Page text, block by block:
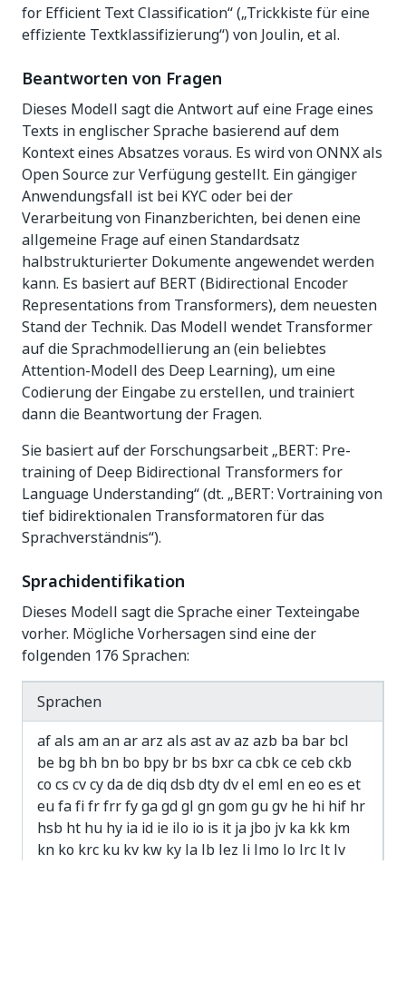
for Efficient Text Classification“ („Trickkiste für eine
effiziente Textklassifizierung“) von Joulin, et al.
Beantworten von Fragen
Dieses Modell sagt die Antwort auf eine Frage eines
Texts in englischer Sprache basierend auf dem
Kontext eines Absatzes voraus. Es wird von ONNX als
Open Source zur Verfügung gestellt. Ein gängiger
Anwendungsfall ist bei KYC oder bei der
Verarbeitung von Finanzberichten, bei denen eine
allgemeine Frage auf einen Standardsatz
halbstrukturierter Dokumente angewendet werden
kann. Es basiert auf BERT (Bidirectional Encoder
Representations from Transformers), dem neuesten
Stand der Technik. Das Modell wendet Transformer
auf die Sprachmodellierung an (ein beliebtes
Attention-Modell des Deep Learning), um eine
Codierung der Eingabe zu erstellen, und trainiert
dann die Beantwortung der Fragen.
Sie basiert auf der Forschungsarbeit „BERT: Pre-
training of Deep Bidirectional Transformers for
Language Understanding“ (dt. „BERT: Vortraining von
tief bidirektionalen Transformatoren für das
Sprachverständnis“).
Sprachidentifikation
Dieses Modell sagt die Sprache einer Texteingabe
vorher. Mögliche Vorhersagen sind eine der
folgenden 176 Sprachen:
Sprachen
af als am an ar arz als ast av az azb ba bar bcl
be bg bh bn bo bpy br bs bxr ca cbk ce ceb ckb
co cs cv cy da de diq dsb dty dv el eml en eo es et
eu fa fi fr frr fy ga gd gl gn gom gu gv he hi hif hr
hsb ht hu hy ia id ie ilo io is it ja jbo jv ka kk km
kn ko krc ku kv kw ky la lb lez li lmo lo lrc lt lv